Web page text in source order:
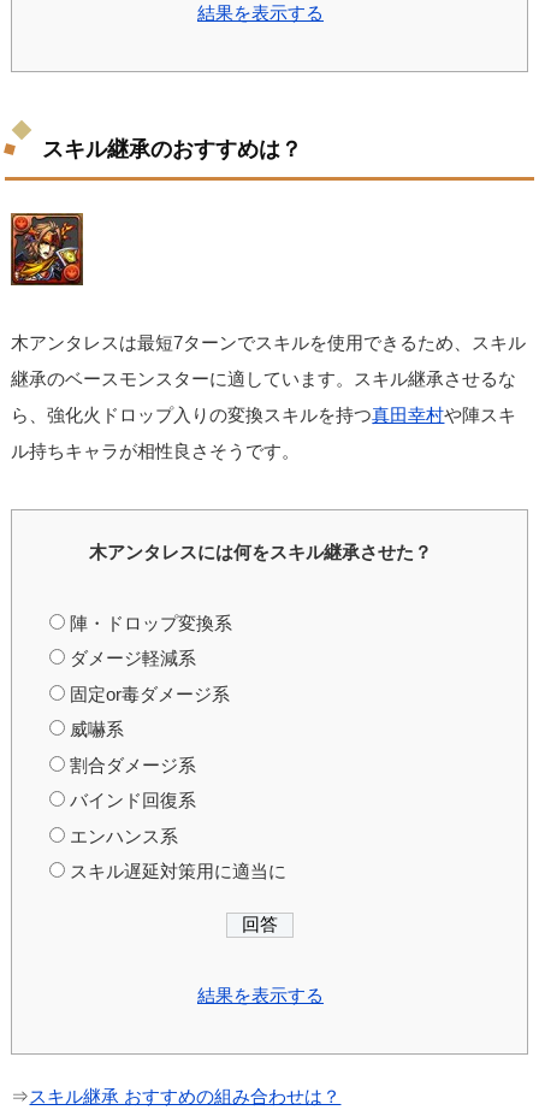
結果を表示する
スキル継承のおすすめは？
木アンタレスは最短7ターンでスキルを使用できるため、スキル
継承のベースモンスターに適しています。スキル継承させるな
ら、強化火ドロップ入りの変換スキルを持つ真田幸村や陣スキ
ル持ちキャラが相性良さそうです。
木アンタレスには何をスキル継承させた？
陣・ドロップ変換系
ダメージ軽減系
固定or毒ダメージ系
威嚇系
割合ダメージ系
バインド回復系
エンハンス系
スキル遅延対策用に適当に
結果を表示する
⇒スキル継承 おすすめの組み合わせは？